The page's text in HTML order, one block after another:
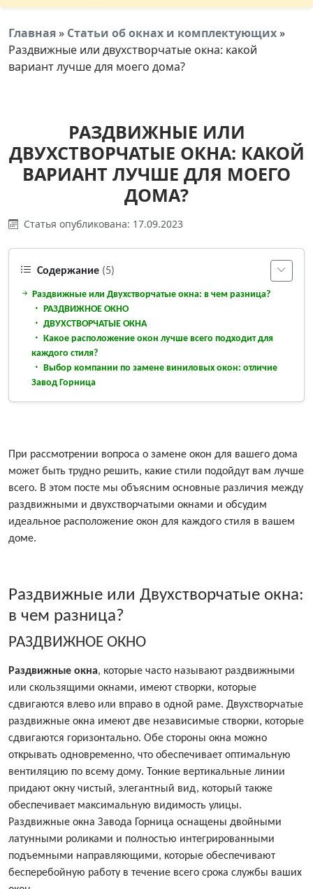
Главная» Статьи об окнах и комплектующих»
Раздвижные или двухстворчатые окна: какой
вариант лучше для моего дома?
РАЗДВИЖНЫЕ ИЛИ
ДВУХСТВОРЧАТЫЕ ОКНА: КАКОЙ
ВАРИАНТ ЛУЧШЕ ДЛЯ МОЕГО
ДОМА?
Статья опубликована: 17.09.2023
Содержание (5)
Раздвижные или Двухстворчатые окна: в чем разница?
РАЗДВИЖНОЕ ОКНО
ДВУХСТВОРЧАТЫЕ ОКНА
Какое расположение окон лучше всего подходит для
каждого стиля?
Выбор компании по замене виниловых окон: отличие
Завод Горница
При рассмотрении вопроса о замене окон для вашего дома
может быть трудно решить, какие стили подойдут вам лучше
всего. В этом посте мы объясним основные различия между
раздвижными и двухстворчатыми окнами и обсудим
идеальное расположение окон для каждого стиля в вашем
доме.
Раздвижные или Двухстворчатые окна:
в чем разница?
РАЗДВИЖНОЕ ОКНО
Раздвижные окна, которые часто называют раздвижными
или скользящими окнами, имеют створки, которые
сдвигаются влево или вправо в одной раме. Двухстворчатые
раздвижные окна имеют две независимые створки, которые
сдвигаются горизонтально. Обе стороны окна можно
открывать одновременно, что обеспечивает оптимальную
вентиляцию по всему дому. Тонкие вертикальные линии
придают окну чистый, элегантный вид, который также
обеспечивает максимальную видимость улицы.
Раздвижные окна Завода Горница оснащены двойными
латунными роликами и полностью интегрированными
подъемными направляющими, которые обеспечивают
бесперебойную работу в течение всего срока службы ваших